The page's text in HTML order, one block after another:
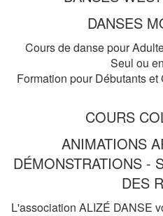
DANSES
Cours de danse pour
Seul ou
Formation pour Débutants
COURS
ANIMATIONS
DÉMONSTRATIONS -
DES
L'association ALIZÉ DANSE